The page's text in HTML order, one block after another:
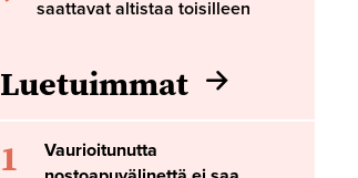
saattavat altistaa toisilleen
Luetuimmat
1
Vaurioitunutta